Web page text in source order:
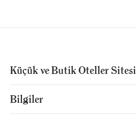
Küçük ve Butik Oteller Sitesi
Bilgiler